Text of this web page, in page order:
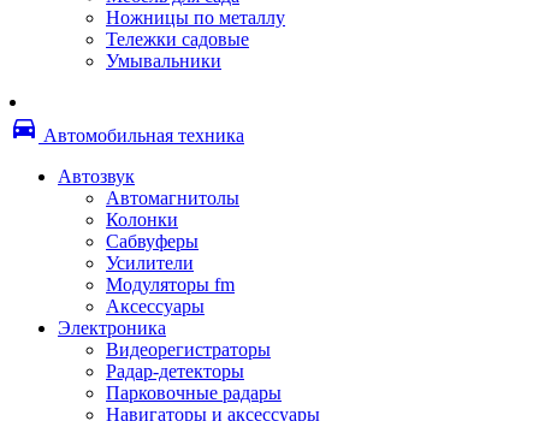
Термопленки
Картриджи лазерные, тонер-картриджи
Лазерные оригинальные
Снпч
Струйные оригинальные
Материалы для переплета
Запчасти и другие расходные материалы
Автоподатчики
Блоки лазера
(памперс)
Валы переноса заряда/магнитные валы
Валы резиновые/тефлоновые
Втулки/подшипники/бушинги
Ножницы по металлу
Тележки садовые
Умывальники
directions_car Автомобильная техника
Автозвук
Автомагнитолы
Колонки
Сабвуферы
Усилители
Модуляторы fm
Аксессуары
Электроника
Видеорегистраторы
Радар-детекторы
Парковочные радары
Навигаторы и аксессуары